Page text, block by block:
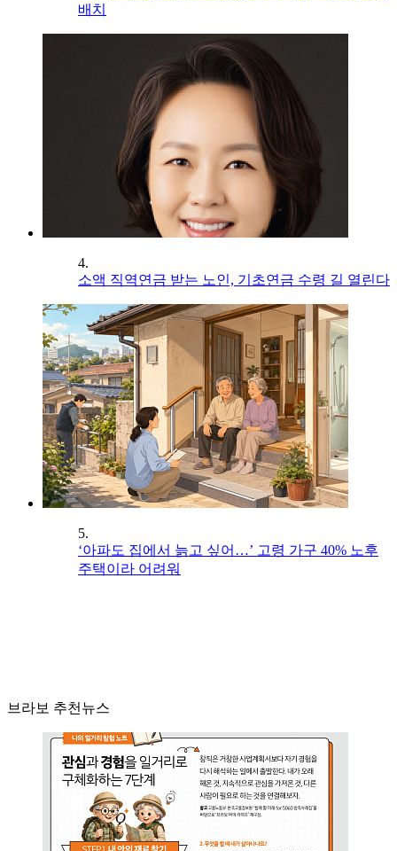
배치
4.
소액 직역연금 받는 노인, 기초연금 수령 길 열린다
5.
‘아파도 집에서 늙고 싶어…’ 고령 가구 40% 노후
주택이라 어려워
브라보 추천뉴스